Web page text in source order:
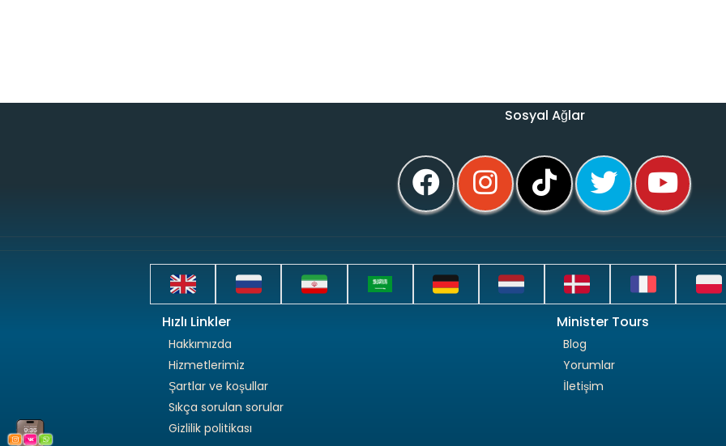
Sosyal Ağlar
Hızlı Linkler
Hakkımızda
Hizmetlerimiz
Şartlar ve koşullar
Sıkça sorulan sorular
Gizlilik politikası
Minister Tours
Blog
Yorumlar
İletişim